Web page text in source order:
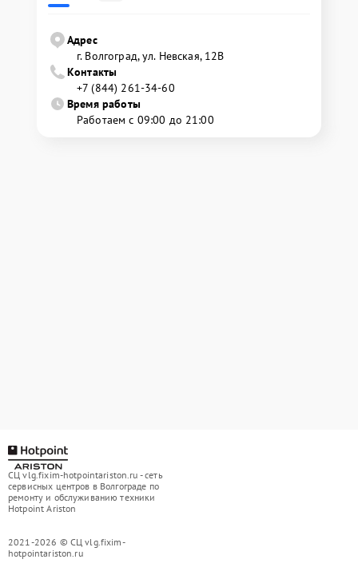
Адрес
г. Волгоград, ул. Невская, 12В
Контакты
+7 (844) 261-34-60
Время работы
Работаем с 09:00 до 21:00
СЦ vlg.fixim-hotpointariston.ru - сеть
сервисных центров в Волгограде по
ремонту и обслуживанию техники
Hotpoint Ariston
2021-2026 © СЦ vlg.fixim-
hotpointariston.ru